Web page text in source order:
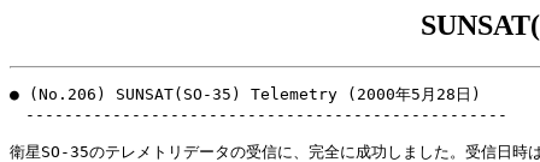
● (No.206) SUNSAT(SO-35) Telemetry (2000年5月28日)
--------------------------------------------------
衛星SO-35のテレメトリデータの受信に、完全に成功しました。受信日時